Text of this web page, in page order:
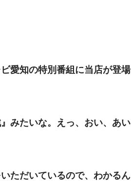
愛知の特別番組に当店が登場
みたいな。えっ、おい、あい
ただいているので、わかるん